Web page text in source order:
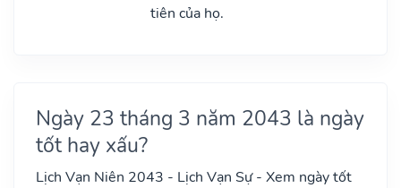
tiên của họ.
Ngày 23 tháng 3 năm 2043 là ngày
tốt hay xấu?
Lịch Vạn Niên 2043 - Lịch Vạn Sự - Xem ngày tốt